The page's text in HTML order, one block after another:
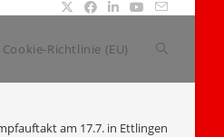
Cookie-Richtlinie (EU) Website-
am 17.7. in Ettlingen